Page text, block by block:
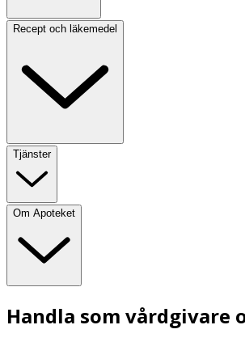
Recept och läkemedel
Tjänster
Om Apoteket
Handla som vårdgivare